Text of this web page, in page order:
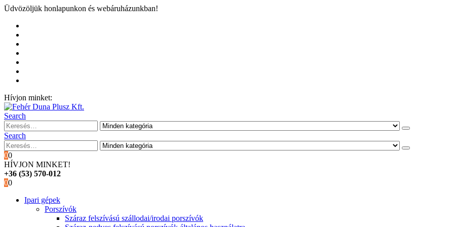
Üdvözöljük honlapunkon és webáruházunkban!
Hívjon minket:
Search
Search
00
HÍVJON MINKET!
+36 (53) 570-012
00
Ipari gépek
Porszívók
Száraz felszívású szállodai/irodai porszívók